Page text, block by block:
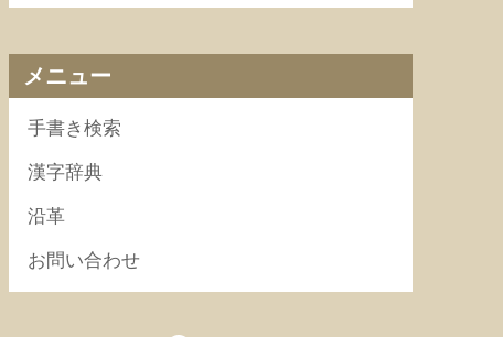
メニュー
手書き検索
漢字辞典
沿革
お問い合わせ